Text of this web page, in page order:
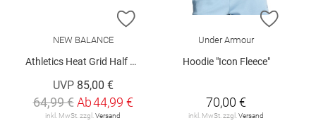
ZUR WUNSCHLISTE HINZUFÜGEN
NEW BALANCE
Athletics Heat Grid Half Zip
UVP 85,00 €
64,99 € Ab44,99 €
inkl. MwSt. zzgl. Versand
ZUR
Under Armour
Hoodie "Icon Fleece"
70,00 €
inkl. MwSt. zzgl. Versand